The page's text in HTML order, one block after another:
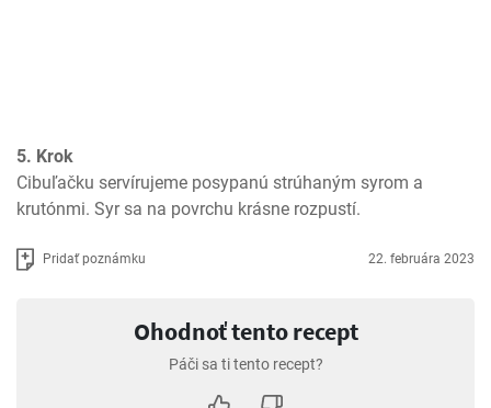
5. Krok
Cibuľačku servírujeme posypanú strúhaným syrom a
krutónmi. Syr sa na povrchu krásne rozpustí.
Pridať poznámku 22. februára 2023
Ohodnoť tento recept
Páči sa ti tento recept?